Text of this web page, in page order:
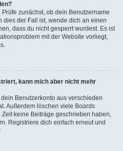
zunächst, ob dein Benutzername
dies der Fall ist, wende dich an einen
dass du nicht gesperrt wurdest. Es ist
mit der Website vorliegt,
kann mich aber nicht mehr
Benutzerkonto aus verschieden
Außerdem löschen viele Boards
keine Beiträge geschrieben haben,
Registriere dich einfach erneut und